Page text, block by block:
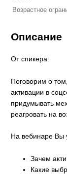
Возрастное
Описание
От спикера:
Поговорим о
активации в
придумывать
реагровать на
На вебинаре Вы
Зачем
Какие